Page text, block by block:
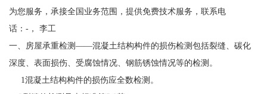
为您服务，承接全国业务范围，提供免费技术服务，联系电
话：-， 李工
一、房屋承重检测——混凝土结构构件的损伤检测包括裂缝、碳化
深度、表面损伤、受腐蚀情况、钢筋锈蚀情况等的检测。
1混凝土结构构件的损伤应全数检测。